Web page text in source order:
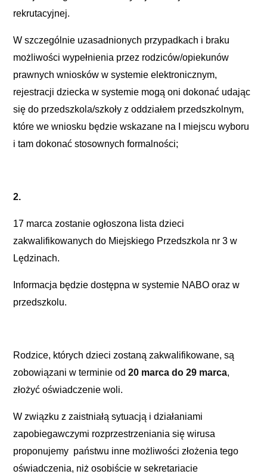
rekrutacyjnej.
W szczególnie uzasadnionych przypadkach i braku
możliwości wypełnienia przez rodziców/opiekunów
prawnych wniosków w systemie elektronicznym,
rejestracji dziecka w systemie mogą oni dokonać udając
się do przedszkola/szkoły z oddziałem przedszkolnym,
które we wniosku będzie wskazane na I miejscu wyboru
i tam dokonać stosownych formalności;
2.
17 marca zostanie ogłoszona lista dzieci
zakwalifikowanych do Miejskiego Przedszkola nr 3 w
Lędzinach.
Informacja będzie dostępna w systemie NABO oraz w
przedszkolu.
Rodzice, których dzieci zostaną zakwalifikowane, są
zobowiązani w terminie od20 marca do 29 marca,
złożyć oświadczenie woli.
W związku z zaistniałą sytuacją i działaniami
zapobiegawczymi rozprzestrzeniania się wirusa
proponujemy państwu inne możliwości złożenia tego
oświadczenia, niż osobiście w sekretariacie